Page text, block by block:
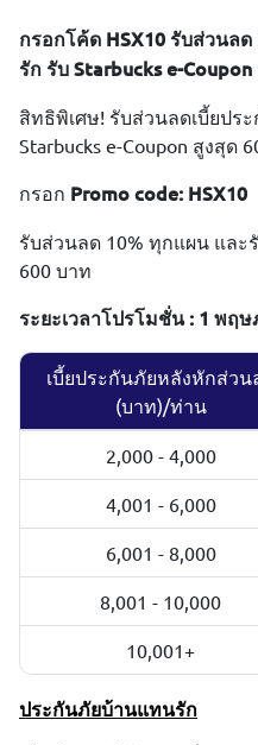
กรอกโค้ด HSX10 รับส่วนล
รัก รับ Starbucks e-
สิทธิพิเศษ! รับส่วนลดเบี้ยปร
Starbucks e-Coupon สูงสุด
กรอก Promo code: HSX10
รับส่วนลด 10% ทุกแผน และ
600 บาท
ระยะเวลาโปรโมชั่น : 1 พฤ
เบี้ยประกันภัยหลังหักส่วน
(บาท)/ท่าน
2,000 - 4,000
4,001 - 6,000
6,001 - 8,000
8,001 - 10,000
10,001+
ประกันภัยบ้านแทนรัก